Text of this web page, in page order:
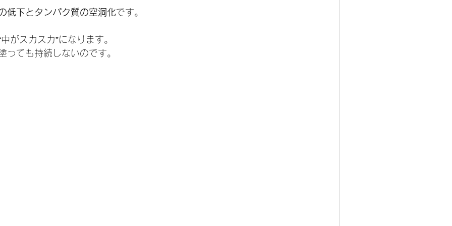
低下とタンパク質の空洞化です。
がスカスカ”になります。
っても持続しないのです。